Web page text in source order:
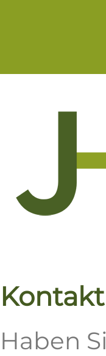
Kontakt
Haben